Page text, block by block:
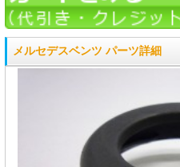
メルセデスベンツ パーツ詳細